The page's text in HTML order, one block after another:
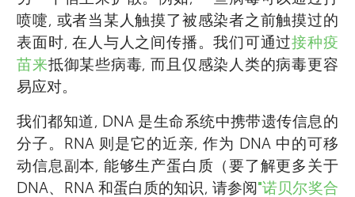
喷嚏, 或者当某人触摸了被感染者之前触摸过的
表面时, 在人与人之间传播。我们可通过接种疫
苗来抵御某些病毒, 而且仅感染人类的病毒更容
易应对。
我们都知道, DNA 是生命系统中携带遗传信息的
分子。RNA 则是它的近亲, 作为 DNA 中的可移
动信息副本, 能够生产蛋白质（要了解更多关于
DNA、RNA 和蛋白质的知识, 请参阅"诺贝尔奖合